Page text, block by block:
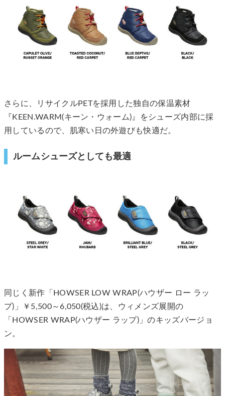
さらに、リサイクルPETを採用した独自の保温素材
『KEEN.WARM(キーン・ウォーム)』をシューズ内部に採
用しているので、肌寒い日の外遊びも快適だ。
ルームシューズとしても最適
同じく新作「HOWSER LOW WRAP(ハウザー ロー ラッ
プ)」￥5,500～6,050(税込)は、ウィメンズ展開の
「HOWSER WRAP(ハウザー ラップ)」のキッズバージョ
ン。